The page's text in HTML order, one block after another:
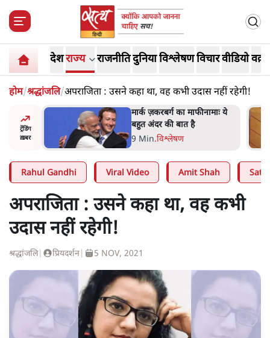
देशराज्य राजनीतिदुनियाविश्लेषणविचारवीडियो
होम/श्रद्धांजलि/अपराजिता : उसने कहा था, वह कभी उदास नहीं रहेगी!
ट्रेंडिंग
ख़बर
भागवत
मार्क ज़करबर्ग का माफीनामाः ये
बहुत अंदर की बात है
9 Min.विश्लेषण
Rahul Gandhi Viral Video Amit Shah
अपराजिता : उसने कहा था, वह कभी
उदास नहीं रहेगी!
श्रद्धांजलि| प्रियदर्शन 5 NOV, 2021